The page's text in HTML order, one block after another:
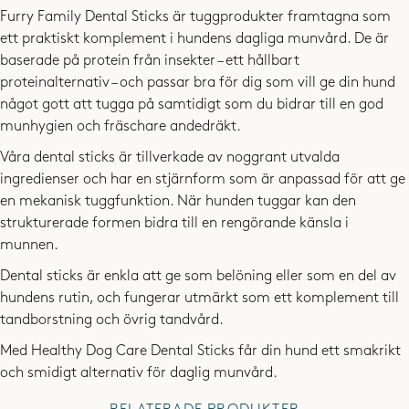
Furry Family Dental Sticks är tuggprodukter framtagna som
ett praktiskt komplement i hundens dagliga munvård. De är
baserade på protein från insekter – ett hållbart
proteinalternativ – och passar bra för dig som vill ge din hund
något gott att tugga på samtidigt som du bidrar till en god
munhygien och fräschare andedräkt.
Våra dental sticks är tillverkade av noggrant utvalda
ingredienser och har en stjärnform som är anpassad för att ge
en mekanisk tuggfunktion. När hunden tuggar kan den
strukturerade formen bidra till en rengörande känsla i
munnen.
Dental sticks är enkla att ge som belöning eller som en del av
hundens rutin, och fungerar utmärkt som ett komplement till
tandborstning och övrig tandvård.
Med Healthy Dog Care Dental Sticks får din hund ett smakrikt
och smidigt alternativ för daglig munvård.
-ca 13cm långa med 7st dental sticks i varje paket
är ca 13cm långa.
INGREDIENSER:
Insekter (malda larver minst 26%), vegetabiliskt glycerin,
potatisstärkelse, ärtstärkelse, tapiokastärkelse, alger
(ascophyllum nodosum minst 2%), propylenglykol.
ANALYTISKA BESTÅNDSDELAR (PER 100G):
Råprotein 19%, Fetthalt 5%, Råaska 5%, Råfiber 1%, Fukt max
9%, Fosfor 0,17%, Kalcium 0,05% , Tillsatser: Fosforsyra,
Kaliumsorbat.
munnen!
- Maja
påsen råkar vara öppen över dagen :) En varje dag efter
långpromenaden är mer regel än undantag!
- Josefine / Staffordshire bullterrier, 9 år
2023-06-05
Vår hund älskar dessa och mager mår väldigt bra vilket har varit
naturliga ingrenser🌟
- Emma